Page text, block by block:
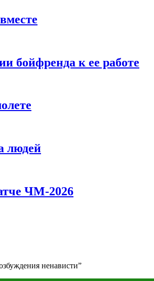
бойфренда к ее работе
людей
ЧМ-2026
ненависти”